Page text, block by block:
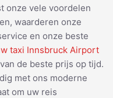
onze vele voordelen
waarderen onze
en onze beste
taxi Innsbruck Airport
de beste prijs op tijd.
met ons moderne
om uw reis